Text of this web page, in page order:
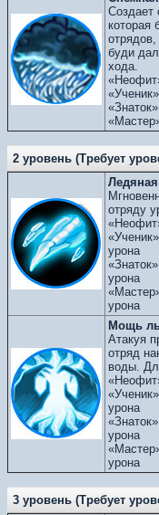
Создает
которая
буди
хода.
2 уровень (Требует
отряду
урона
урона
урона
Мощь
Атакуя
отряд
воды.
урона
урона
урона
3 уровень (Требует